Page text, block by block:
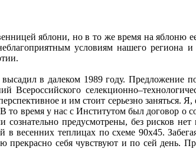
яблони, но в то же время на яблоню
условиям нашего
в далеком 1989 году.
и им стоит серьезно
то время у нас с Институтом был договор
предусмотрены, без рисков
весенних теплицах по схеме 90х45.
себя чувствуют и по сей день.